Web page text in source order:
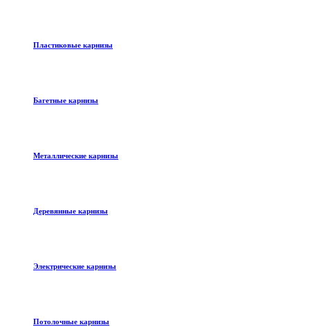
Пластиковые карнизы
Багетные карнизы
Металлические карнизы
Деревянные карнизы
Электрические карнизы
Потолочные карнизы